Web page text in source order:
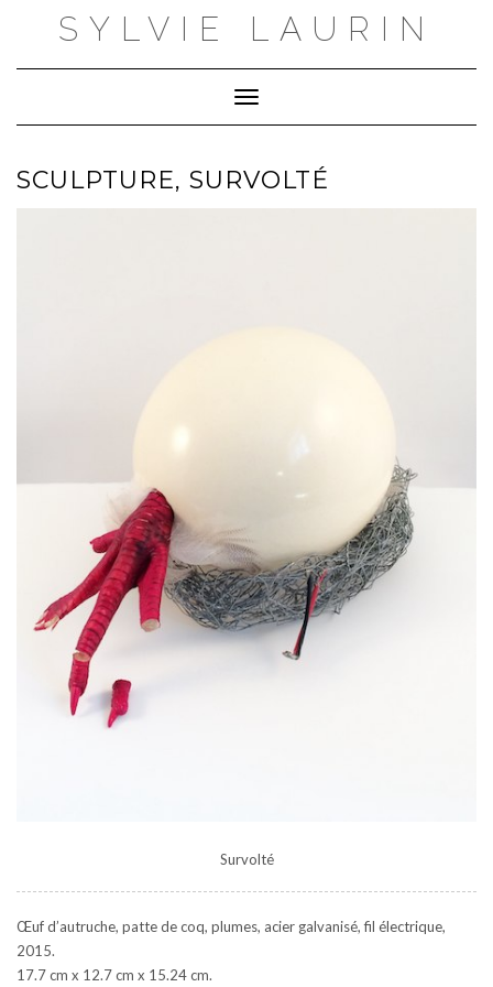
SYLVIE LAURIN
Toggle Navigation
SCULPTURE, SURVOLTÉ
Survolté
Œuf d’autruche, patte de coq, plumes, acier galvanisé, fil électrique,
2015.
17.7 cm x 12.7 cm x 15.24 cm.